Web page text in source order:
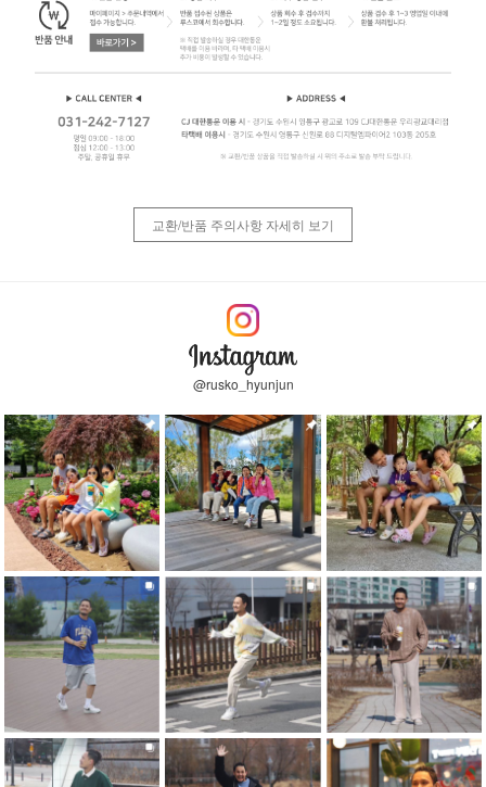
교환/반품 주의사항 자세히 보기
@rusko_hyunjun